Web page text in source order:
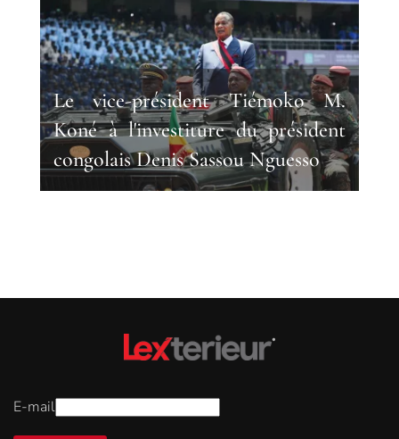
Le vice-président Tiémoko M.
Koné à l'investiture du président
congolais Denis Sassou Nguesso
E-mail